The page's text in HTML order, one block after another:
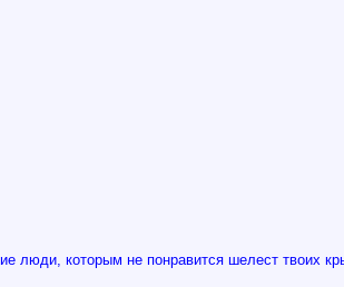
люди, которым не понравится шелест твоих